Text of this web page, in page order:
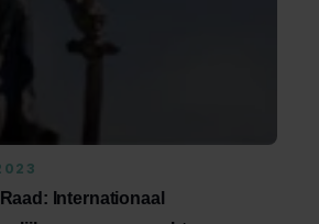
Internationaal